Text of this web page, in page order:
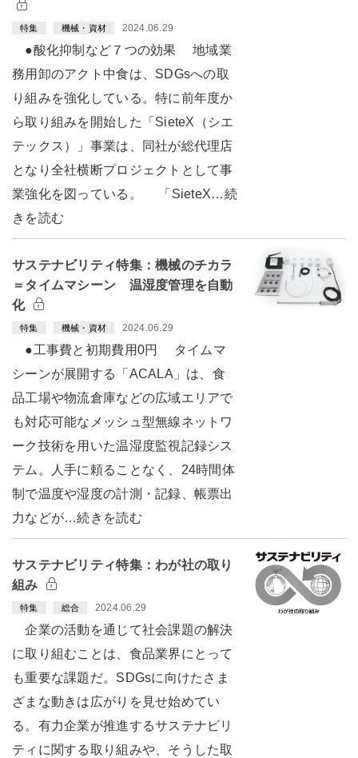
特集 機械・資材 2024.06.29
●酸化抑制など７つの効果 地域業
務用卸のアクト中食は、SDGsへの取
り組みを強化している。特に前年度か
ら取り組みを開始した「SieteX（シエ
テックス）」事業は、同社が総代理店
となり全社横断プロジェクトとして事
業強化を図っている。 「SieteX…続
きを読む
サステナビリティ特集：機械のチカラ
＝タイムマシーン 温湿度管理を自動
化
特集 機械・資材 2024.06.29
●工事費と初期費用0円 タイムマ
シーンが展開する「ACALA」は、食
品工場や物流倉庫などの広域エリアで
も対応可能なメッシュ型無線ネットワ
ーク技術を用いた温湿度監視記録シス
テム。人手に頼ることなく、24時間体
制で温度や湿度の計測・記録、帳票出
力などが…続きを読む
サステナビリティ特集：わが社の取り
組み
特集 総合 2024.06.29
企業の活動を通じて社会課題の解決
に取り組むことは、食品業界にとって
も重要な課題だ。SDGsに向けたさま
ざまな動きは広がりを見せ始めてい
る。有力企業が推進するサステナビリ
ティに関する取り組みや、そうした取